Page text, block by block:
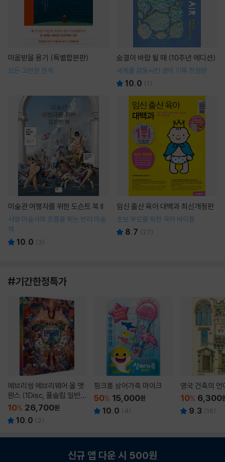
미움받을 용기 (특별합본판)
모든 고민은 관계
숨결이 바람 될 때 (10주년 에디션)
세계를 감동시킨 생의 기록 한정판
10.0 (1 )
미술관 여행자를 위한 도슨트 북 II
서양 미술사의 흐름을 꿰는 반려 미술
책
10.0 ( 3)
임신 출산 육아 대백과 최신개정판
초보 부모를 위한 육아 바이블
8.7 ( 27)
#기간한정특가
에브리씽 에브리웨어 올 앳
원스 (1Disc, 풀슬립 일반
판) : 블루레이
10% 26,700원
10.0 ( 2)
핑크퐁 상어가족 마이크
50% 15,000원
10.0 (4)
영국 건축의 언
10% 6,300
9.3 (16)
신규 앱 다운 시 500원